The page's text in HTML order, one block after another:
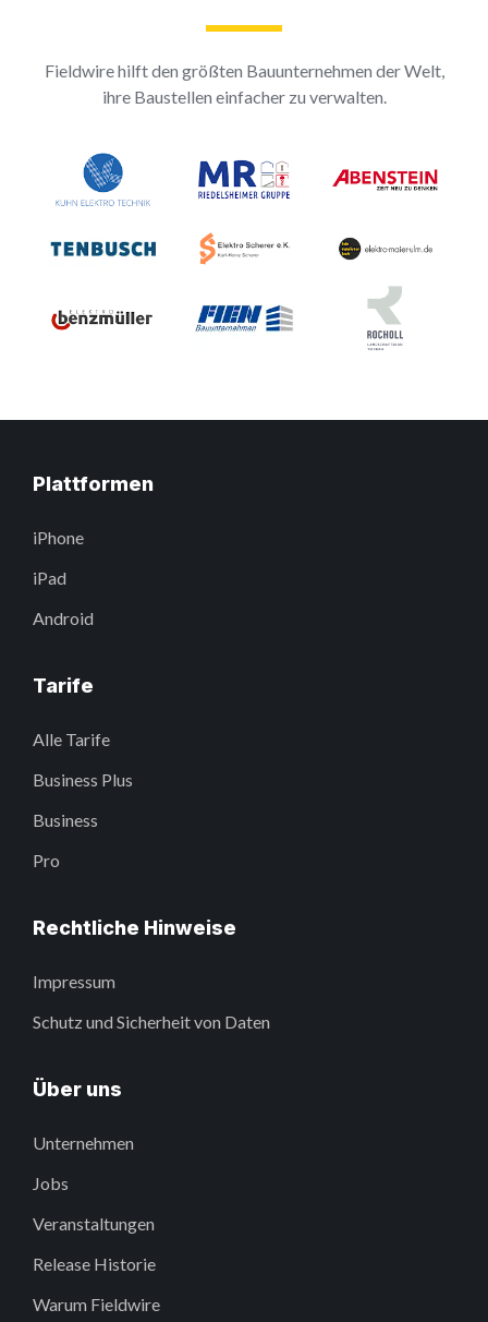
Fieldwire hilft den größten Bauunternehmen der Welt,
ihre Baustellen einfacher zu verwalten.
Plattformen
iPhone
iPad
Android
Tarife
Alle Tarife
Business Plus
Business
Pro
Rechtliche Hinweise
Impressum
Schutz und Sicherheit von Daten
Über uns
Unternehmen
Jobs
Veranstaltungen
Release Historie
Warum Fieldwire